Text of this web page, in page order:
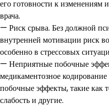
его готовности к
врача.
— Риск срыва. Без должной
внутренней мотивации риск
особенно в стрессовых
— Неприятные побочные
медикаментозное
побочные эффекты, такие как
слабость и другие.